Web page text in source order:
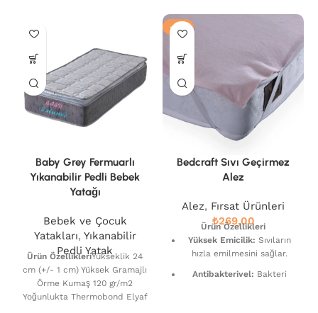
Baby Grey Fermuarlı
Yıkanabilir Pedli Bebek
Yatağı
Bebek ve Çocuk
Yatakları, Yıkanabilir
Pedli Yatak
Ürün ÖzellikleriYükseklik 24
cm (+/- 1 cm) Yüksek Gramajlı
Örme Kumaş 120 gr/m2
Yoğunlukta Thermobond Elyaf
-15%
Bedcraft Sıvı Geçirmez
Alez
Alez, Fırsat Ürünleri
₺
Ürün Özellikleri
Yüksek Emicilik: Sıvıların
hızla emilmesini sağlar.
Antibakteriyel: Bakteri